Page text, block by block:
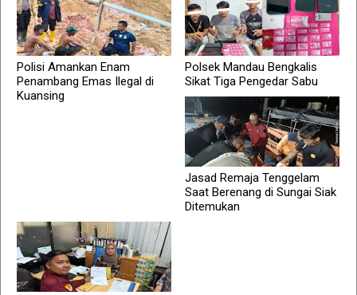
Polisi Amankan Enam
Penambang Emas Ilegal di
Kuansing
Polsek Mandau Bengkalis
Sikat Tiga Pengedar Sabu
Jasad Remaja Tenggelam
Saat Berenang di Sungai Siak
Ditemukan